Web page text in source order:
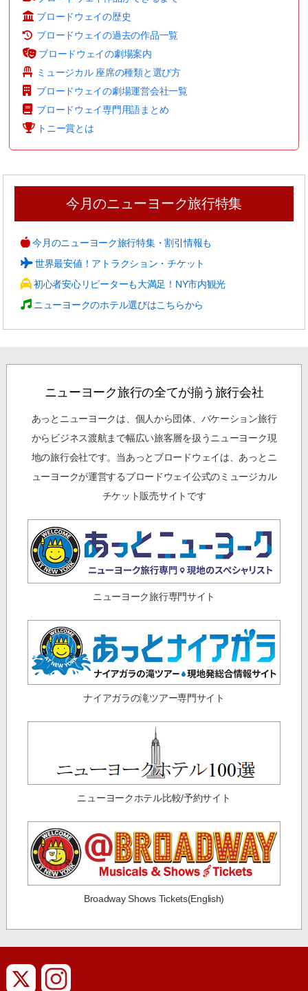
ブロードウェイの歴史
ブロードウェイの過去の作品一覧
ブロードウェイの劇場案内
ミュージカル 座席の種類と選び方
ブロードウェイの劇場運営会社一覧
ブロードウェイ専門用語まとめ
トニー賞とは
今月のニューヨーク旅行特集
今月のニューヨーク旅行特集・割引情報も
世界最安値！アトラクション・チケット
初心者安心リピーターも大満足！NY市内観光
ニューヨークのホテル選びはこちらから
ニューヨーク旅行の全てが揃う旅行会社
あっとニューヨークは、個人から団体、バケーション旅行
からビジネス渡航まで幅広い旅客層を扱うニューヨーク現
地の旅行会社です。当あっとブロードウェイは、あっとニ
ューヨークが運営するブロードウェイ公式のミュージカル
チケット販売サイトです
ニューヨーク旅行専門サイト
ナイアガラの滝ツアー専門サイト
ニューヨークホテル比較/予約サイト
Broadway Shows Tickets(English)